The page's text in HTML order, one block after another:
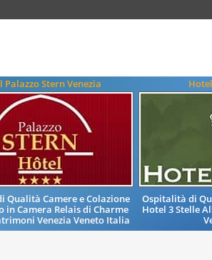
Palazzo Stern Venezia
Qualità Camere e Colazione
in Camera Relais di Charme
Venezia Veneto Italia
Ospitalità di
Hotel 3 Stelle